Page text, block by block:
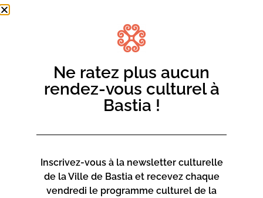
11H30
ans inscription.
Ne ratez plus aucun
rendez-vous culturel à
Bastia !
Inscrivez-vous à la newsletter culturelle
de la Ville de Bastia et recevez chaque
vendredi le programme culturel de la